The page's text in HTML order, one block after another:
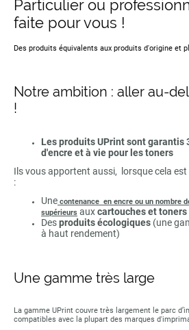
Particulier ou
faite pour vous !
Des produits équivalents aux produits d'origine et
Notre ambition : aller au-
!
Les produits UPrint sont garantis
d'encre et à vie pour les toners
Ils vous apportent aussi, lorsque cela
:
Une contenance en encre ou un nombre
supérieurs auxcartouches et toners
Desproduits écologiques (une
à haut rendement)
Une gamme très large
La gamme UPrint couvre très largement le parc
compatibles avec la plupart des marques